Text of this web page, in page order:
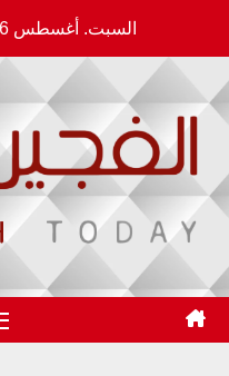
content
السبت. أغسطس 8th, 2026